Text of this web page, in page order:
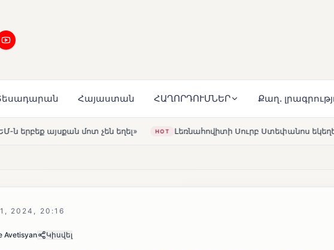
Հայաստան ՀԱՂՈՐԴՈՒՄՆԵՐ Քաղ.
HOT Լեռնահովիտի Սուրբ Ստեփանոս եկեղեցին վերակառուցվել է
2024, 20:16
Avetisyan Կիսվել